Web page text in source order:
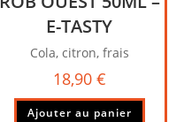
E-TASTY
Cola, citron, frais
18,90 €
Ajouter au panier